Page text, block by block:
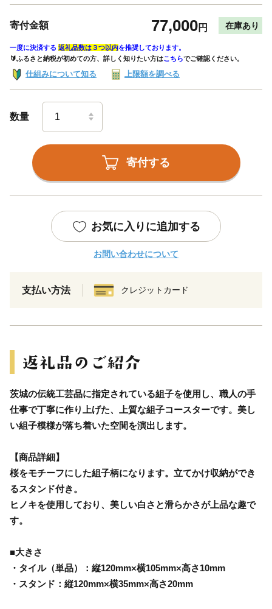
寄付金額 77,000円 在庫あり
一度に決済する 返礼品数は３つ以内を推奨しております。
🔰ふるさと納税が初めての方、詳しく知りたい方はこちらでご確認ください。
仕組みについて知る 上限額を調べる
数量
寄付する
お気に入りに追加する
お問い合わせについて
支払い方法 クレジットカード
茨城の伝統工芸品に指定されている組子を使用し、職人の手
仕事で丁寧に作り上げた、上質な組子コースターです。美し
い組子模様が落ち着いた空間を演出します。
【商品詳細】
桜をモチーフにした組子柄になります。立てかけ収納ができ
るスタンド付き。
ヒノキを使用しており、美しい白さと滑らかさが上品な趣で
す。
■大きさ
・タイル（単品）：縦120mm×横105mm×高さ10mm
・スタンド：縦120mm×横35mm×高さ20mm